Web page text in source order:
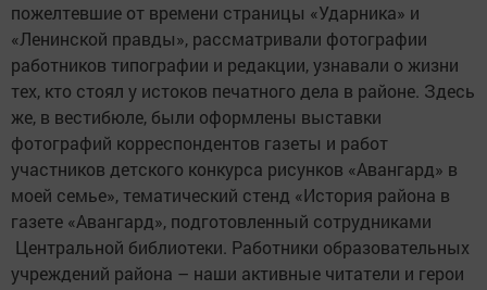
пожелтевшие от времени страницы «Ударника» и
«Ленинской правды», рассматривали фотографии
работников типографии и редакции, узнавали о жизни
тех, кто стоял у истоков печатного дела в районе. Здесь
же, в вестибюле, были оформлены выставки
фотографий корреспондентов газеты и работ
участников детского конкурса рисунков «Авангард» в
моей семье», тематический стенд «История района в
газете «Авангард», подготовленный сотрудниками
Центральной библиотеки. Работники образовательных
учреждений района – наши активные читатели и герои